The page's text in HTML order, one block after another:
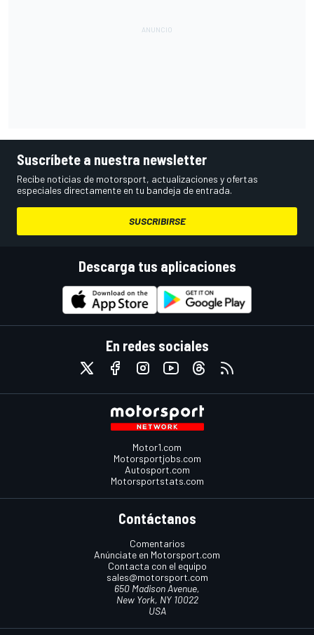
Suscríbete a nuestra newsletter
Recibe noticias de motorsport, actualizaciones y ofertas
especiales directamente en tu bandeja de entrada.
SUSCRIBIRSE
Descarga tus aplicaciones
En redes sociales
Motor1.com
Motorsportjobs.com
Autosport.com
Motorsportstats.com
Contáctanos
Comentarios
Anúnciate en Motorsport.com
Contacta con el equipo
sales@motorsport.com
650 Madison Avenue,
New York, NY 10022
USA